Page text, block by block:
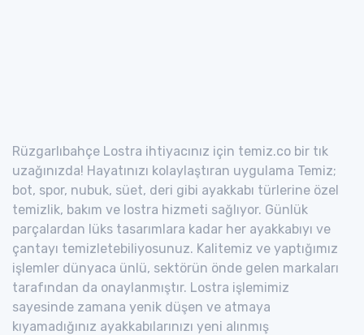
Rüzgarlıbahçe Lostra ihtiyacınız için temiz.co bir tık
uzağınızda! Hayatınızı kolaylaştıran uygulama Temiz;
bot, spor, nubuk, süet, deri gibi ayakkabı türlerine özel
temizlik, bakım ve lostra hizmeti sağlıyor. Günlük
parçalardan lüks tasarımlara kadar her ayakkabıyı ve
çantayı temizletebiliyosunuz. Kalitemiz ve yaptığımız
işlemler dünyaca ünlü, sektörün önde gelen markaları
tarafından da onaylanmıştır. Lostra işlemimiz
sayesinde zamana yenik düşen ve atmaya
kıyamadığınız ayakkabılarınızı yeni alınmış